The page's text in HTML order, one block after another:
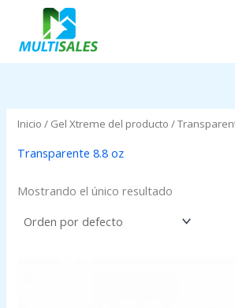
contenido
Inicio / Gel Xtreme del producto /
Transparente 8.8 oz
Mostrando el único resultado